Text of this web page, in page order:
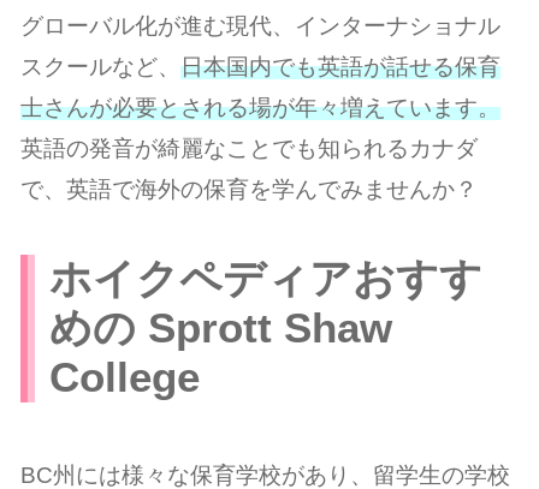
グローバル化が進む現代、インターナショナル
スクールなど、日本国内でも英語が話せる保育
士さんが必要とされる場が年々増えています。
英語の発音が綺麗なことでも知られるカナダ
で、英語で海外の保育を学んでみませんか？
ホイクペディアおすす
めの Sprott Shaw
College
BC州には様々な保育学校があり、留学生の学校